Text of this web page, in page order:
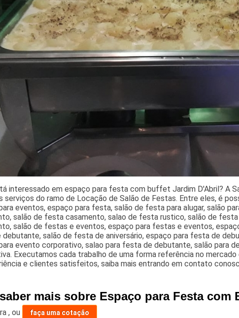
interessado em espaço para festa com buffet Jardim D'Abril? A
serviços do ramo de Locação de Salão de Festas. Entre eles, é
eventos, espaço para festa, salão de festa para alugar, salão
salão de festa casamento, salao de festa rustico, salão de
salão de festas e eventos, espaço para festas e eventos,
salão de festa de aniversário, espaço para festa de
evento corporativo, salao para festa de debutante, salão para
Executamos cada trabalho de uma forma referência no
e clientes satisfeitos, saiba mais entrando em contato
mais sobre Espaço para Festa com
,ou faça uma cotação